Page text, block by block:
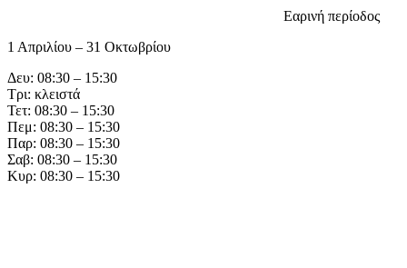
Εαρινή περίοδος
1 Απριλίου – 31 Οκτωβρίου
Δευ: 08:30 – 15:30
Τρι: κλειστά
Τετ: 08:30 – 15:30
Πεμ: 08:30 – 15:30
Παρ: 08:30 – 15:30
Σαβ: 08:30 – 15:30
Κυρ: 08:30 – 15:30